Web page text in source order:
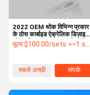
2022 OEM थोक विभिन्न प्रकार
के ठोस कार्बाइड ऐक्रेलिक डिज़ाइन
और कटिंग टूल PCD रफ फिनिशिंग
टूल ऐक्रेलिक के लिए
मूल्य:$100.00/sets >=1 sets
सबसे अच्छी
संपर्क